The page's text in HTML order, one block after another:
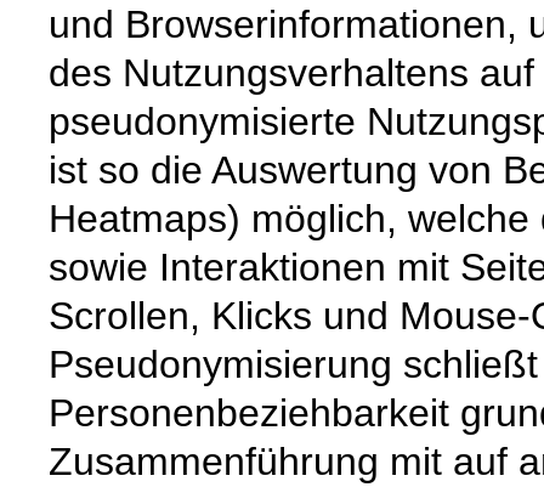
und Browserinformationen,
des Nutzungsverhaltens
pseudonymisierte
ist so die Auswertung von
Heatmaps) möglich,
sowie Interaktionen mit
Scrollen, Klicks und
Pseudonymisierung
Personenbeziehbarkeit
Zusammenführung mit auf